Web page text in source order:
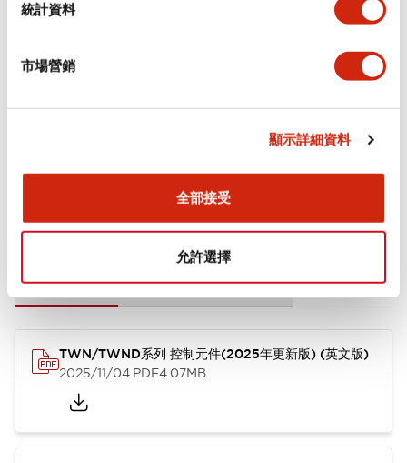
統計資料
市場營銷
顯示詳細資料
全部接受
允許選擇
環境規範
機械規格
安裝和安裝規範
文件和檔案
型錄和宣傳手冊 CAD檔 認證與標準 其他
TWN/TWND系列 控制元件(2025年更新版) (英文版)
2025/11/04.PDF4.07MB